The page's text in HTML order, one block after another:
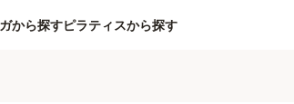
から探すピラティスから探す